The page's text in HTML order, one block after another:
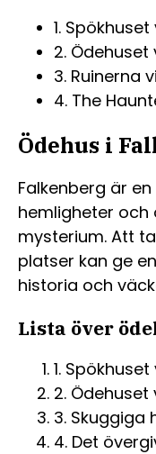
1.
2.
3. Ruinerna
4. The
Ödehus i
Falkenberg är
hemligheter och
mysterium. Att
platser kan ge
historia och
Lista över
1.
2.
3. Skuggiga
4. Det